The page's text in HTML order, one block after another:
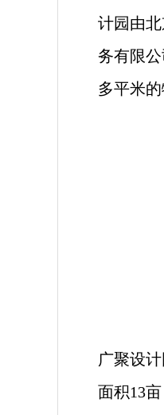
计园由
务有限
多平米的
广聚设
面积13